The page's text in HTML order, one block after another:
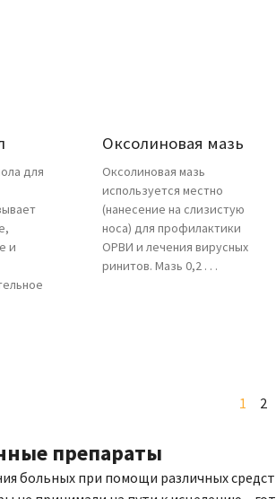
для
и
Оксолиновая мазь
Оксолиновая мазь
используется местно
(нанесение на слизистую
носа) для профилактики
ОРВИ и лечения вирусных
ринитов. Мазь 0,2 . . .
1 2
препараты
больных при помощи различных